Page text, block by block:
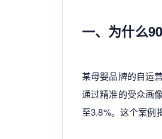
一、为什么
某母婴品牌的自运
通过精准的受众画
至3.8%。这个案例